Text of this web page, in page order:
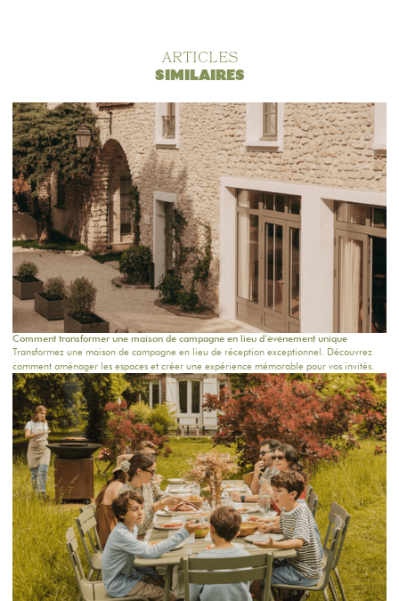
ARTICLES
SIMILAIRES
Comment transformer une maison de campagne en lieu d’événement unique
Transformez une maison de campagne en lieu de réception exceptionnel. Découvrez
comment aménager les espaces et créer une expérience mémorable pour vos invités.